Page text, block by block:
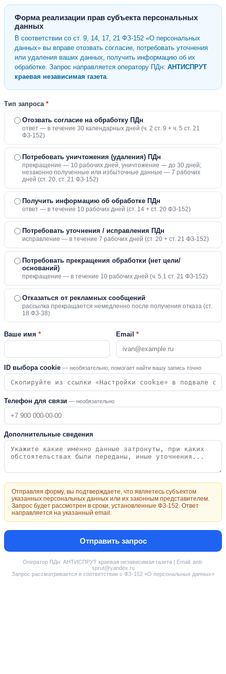
Форма реализации прав субъекта персональных
данных
В соответствии со ст. 9, 14, 17, 21 ФЗ-152 «О персональных
данных» вы вправе отозвать согласие, потребовать уточнения
или удаления ваших данных, получить информацию об их
обработке. Запрос направляется оператору ПДн: АНТИСПРУТ
краевая независимая газета.
Тип запроса *
Отозвать согласие на обработку ПДн
ответ — в течение 30 календарных дней (ч. 2 ст. 9 + ч. 5 ст. 21
ФЗ-152)
Потребовать уничтожения (удаления) ПДн
прекращение — 10 рабочих дней, уничтожение — до 30 дней;
незаконно полученные или избыточные данные — 7 рабочих
дней (ст. 20, ст. 21 ФЗ-152)
Получить информацию об обработке ПДн
ответ — в течение 10 рабочих дней (ст. 14 + ст. 20 ФЗ-152)
Потребовать уточнения / исправления ПДн
исправление — в течение 7 рабочих дней (ст. 20 + ст. 21 ФЗ-152)
Потребовать прекращения обработки (нет цели/
оснований)
прекращение — в течение 10 рабочих дней (ч. 5.1 ст. 21 ФЗ-152)
Отказаться от рекламных сообщений
рассылка прекращается немедленно после получения отказа (ст.
18 ФЗ-38)
Ваше имя * Email *
ID выбора cookie — необязательно, помогает найти вашу запись точно
Телефон для связи — необязательно
Дополнительные сведения
Отправляя форму, вы подтверждаете, что являетесь субъектом
указанных персональных данных или их законным представителем.
Запрос будет рассмотрен в сроки, установленные ФЗ-152. Ответ
направляется на указанный email.
Отправить запрос
Оператор ПДн: АНТИСПРУТ краевая независимая газета | Email: anti-
sprut@yandex.ru
Запрос рассматривается в соответствии с ФЗ-152 «О персональных данных»